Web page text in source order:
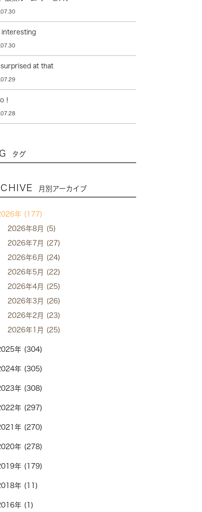
interesting
surprised at that
！
タグ
月別アーカイブ
年 (177)
2026年8月 (5)
2026年7月 (27)
2026年6月 (24)
2026年5月 (22)
2026年4月 (25)
2026年3月 (26)
2026年2月 (23)
2026年1月 (25)
年 (304)
年 (305)
年 (308)
年 (297)
年 (270)
年 (278)
年 (179)
年 (11)
年 (1)